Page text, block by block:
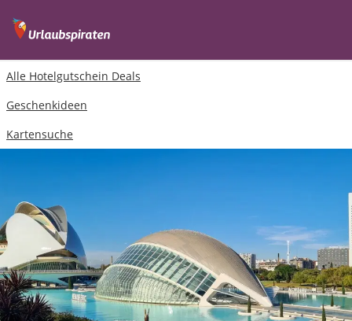
Alle Hotelgutschein Deals
Geschenkideen
Kartensuche